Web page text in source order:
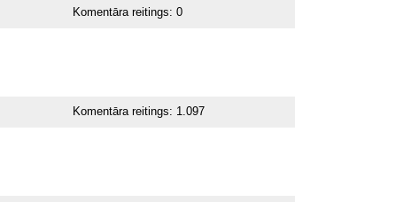
Komentāra reitings:0
Komentāra reitings: 1.097